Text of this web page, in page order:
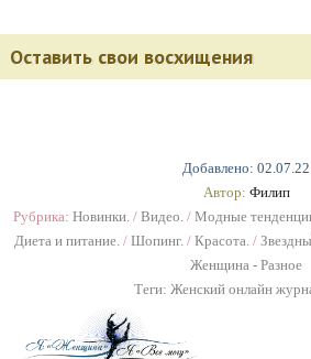
Добавлено: 02.07.22
Автор: Филип
Рубрика: Новинки. / Видео. / Модные
Диета и питание. / Шопинг. / Красота. /
Женщина - Разное
Теги: Женский онлайн
Оставить свои восхищения